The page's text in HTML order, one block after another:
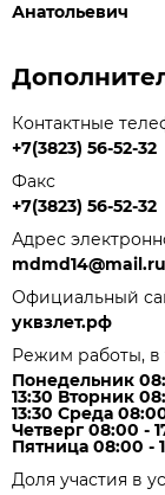
Анатольевич
Контактные
+7(3823) 56-52-32
Факс
+7(3823) 56-52-32
Адрес
mdmd14@mail.ru
Официальный
уквзлет.рф
Режим работы, в
Понедельник
13:30 Вторник
13:30 Среда
Четверг 08:00 -
Пятница 08:00 -
Доля участия в